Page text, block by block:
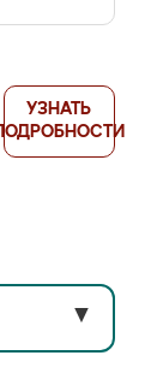
УЗНАТЬ
ПОДРОБНОСТИ
▼